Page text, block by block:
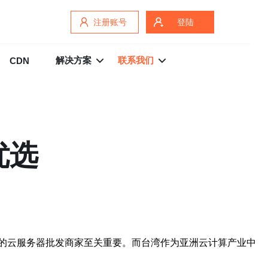
注册账号 登陆
CDN 解决方案 联系我们
选
服务器批发商家至关重要。而台湾作为亚洲云计算产业中